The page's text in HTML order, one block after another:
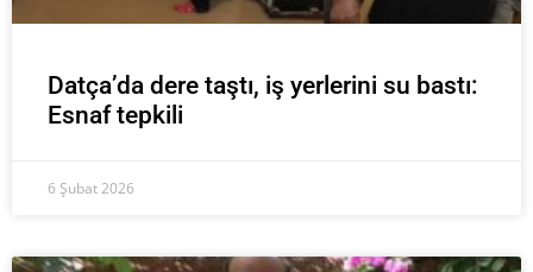
Datça’da dere taştı, iş yerlerini su bastı:
Esnaf tepkili
6 Şubat 2026